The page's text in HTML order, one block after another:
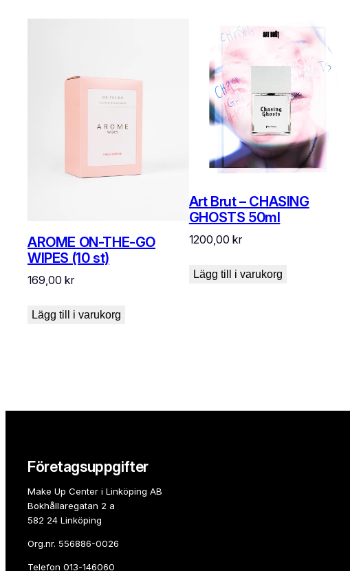
AROME ON-THE-GO
WIPES (10 st)
169,00 kr
Lägg till i varukorg
Art Brut – CHASING
GHOSTS 50ml
1200,00 kr
Lägg till i varukorg
Företagsuppgifter
Make Up Center i Linköping AB
Bokhållaregatan 2 a
582 24 Linköping
Org.nr. 556886-0026
Telefon 013-146060